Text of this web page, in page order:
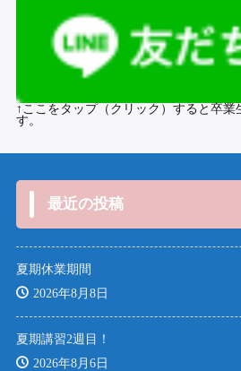
↑ここをタップ（クリック）すると卒
す。
最近の投稿
夏期休業期間
2026年8月8日
夏期講習2週目！
2026年8月6日